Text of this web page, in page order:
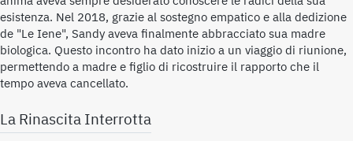
esistenza. Nel 2018, grazie al sostegno empatico e alla dedizione
de "Le Iene", Sandy aveva finalmente abbracciato sua madre
biologica. Questo incontro ha dato inizio a un viaggio di riunione,
permettendo a madre e figlio di ricostruire il rapporto che il
tempo aveva cancellato.
La Rinascita Interrotta